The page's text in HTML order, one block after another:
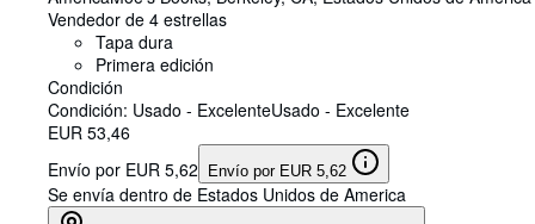
Vendedor de 4 estrellas
Tapa dura
Primera edición
Condición
Condición: Usado - ExcelenteUsado - Excelente
EUR 53,46
Envío por EUR 5,62
Envío por EUR 5,62
Se envía dentro de Estados Unidos de America